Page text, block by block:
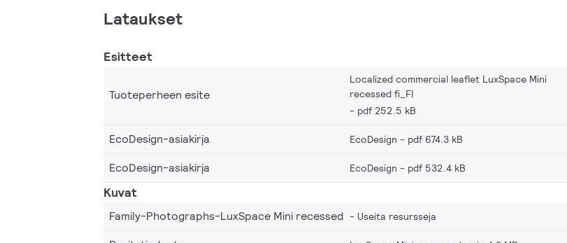
Lataukset
Esitteet
Tuoteperheen esite
Localized commercial leaflet LuxSpace Mini
recessed fi_FI
pdf 252.5 kB
EcoDesign-asiakirja EcoDesign pdf 674.3 kB
EcoDesign-asiakirja
EcoDesign pdf 532.4 kB
Kuvat
Family-Photographs-LuxSpace Mini recessed Useita resursseja